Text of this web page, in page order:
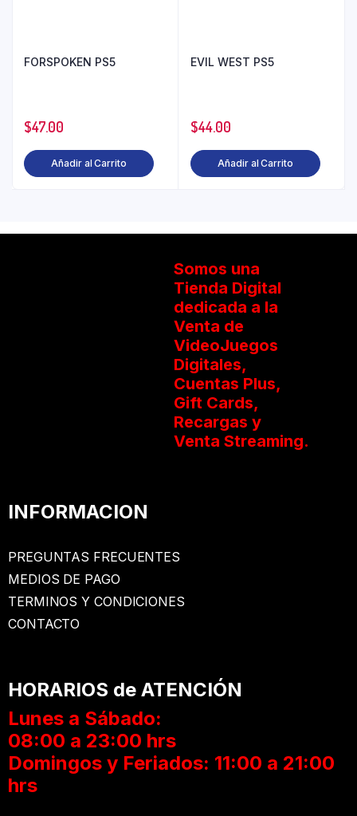
FORSPOKEN PS5
$47.00
Añadir al Carrito
EVIL WEST PS5
$44.00
Añadir al Carrito
Somos una
Tienda Digital
dedicada a la
Venta de
VideoJuegos
Digitales,
Cuentas Plus,
Gift Cards,
Recargas y
Venta Streaming.
INFORMACION
PREGUNTAS FRECUENTES
MEDIOS DE PAGO
TERMINOS Y CONDICIONES
CONTACTO
HORARIOS de ATENCIÓN
Lunes a Sábado:
08:00 a 23:00 hrs
Domingos y Feriados: 11:00 a 21:00
hrs